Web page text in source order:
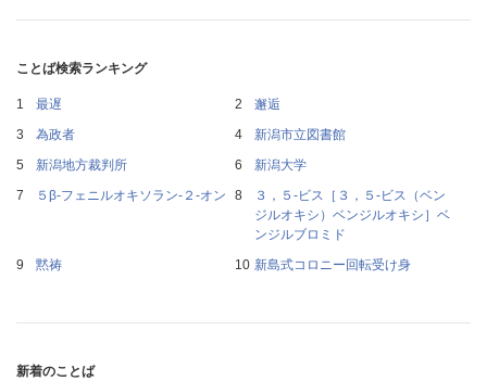
ことば検索ランキング
最遅
邂逅
為政者
新潟市立図書館
新潟地方裁判所
新潟大学
５β‐フェニルオキソラン‐２‐オン
３，５‐ビス［３，５‐ビス（ベン
ジルオキシ）ベンジルオキシ］ベ
ンジルブロミド
黙祷
新島式コロニー回転受け身
新着のことば